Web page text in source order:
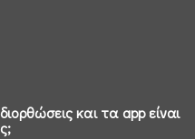
και τα app είναι